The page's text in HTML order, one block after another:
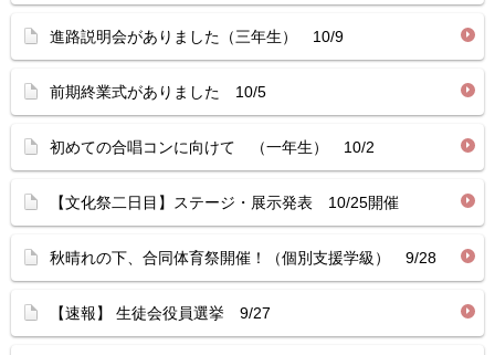
進路説明会がありました（三年生） 10/9
前期終業式がありました 10/5
初めての合唱コンに向けて （一年生） 10/2
【文化祭二日目】ステージ・展示発表 10/25開催
秋晴れの下、合同体育祭開催！（個別支援学級） 9/28
【速報】 生徒会役員選挙 9/27